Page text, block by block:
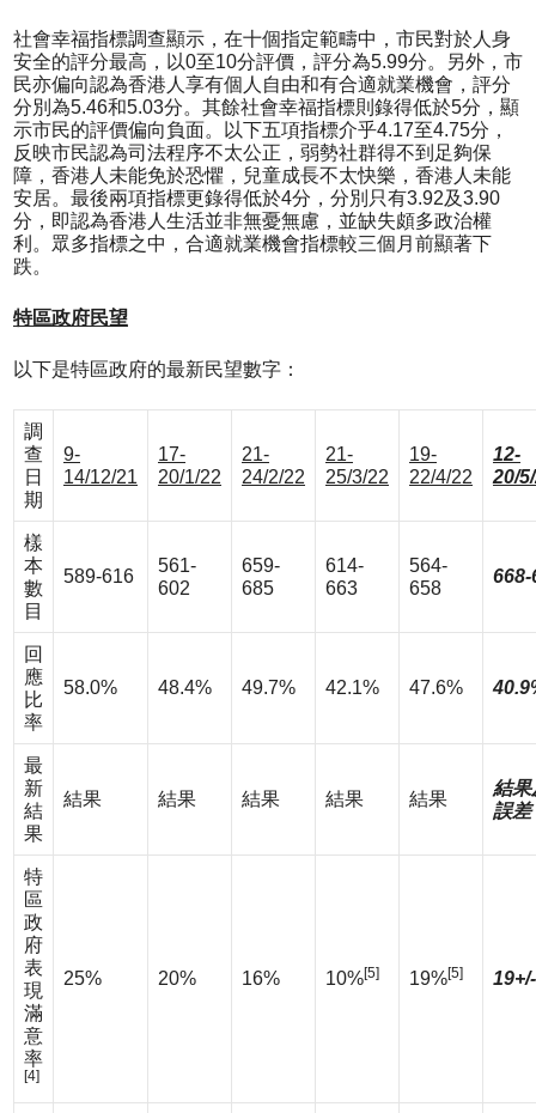
社會幸福指標調查顯示，在十個指定範疇中，市民對於人身
安全的評分最高，以0至10分評價，評分為5.99分。另外，市
民亦偏向認為香港人享有個人自由和有合適就業機會，評分
分別為5.46和5.03分。其餘社會幸福指標則錄得低於5分，顯
示市民的評價偏向負面。以下五項指標介乎4.17至4.75分，
反映市民認為司法程序不太公正，弱勢社群得不到足夠保
障，香港人未能免於恐懼，兒童成長不太快樂，香港人未能
安居。最後兩項指標更錄得低於4分，分別只有3.92及3.90
分，即認為香港人生活並非無憂無慮，並缺失頗多政治權
利。眾多指標之中，合適就業機會指標較三個月前顯著下
跌。
特區政府民望
以下是特區政府的最新民望數字：
調
查
日
期
9-
14/12/21
17-
20/1/22
21-
24/2/22
21-
25/3/22
19-
22/4/22
12-
20/
樣
本
數
目
589-616
561-
602
659-
685
614-
663
564-
658
668-
回
應
比
率
58.0% 48.4% 49.7% 42.1% 47.6%
最
新
結
果
結果 結果 結果 結果 結果
結果
誤差
特
區
政
府
表
現
滿
意
率
[4]
25% 20% 16% 10%[5] 19%[5]